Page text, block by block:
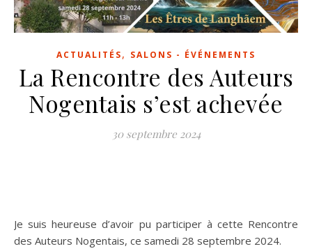
ACTUALITÉS, SALONS - ÉVÉNEMENTS
La Rencontre des Auteurs
Nogentais s’est achevée
30 septembre 2024
Je suis heureuse d’avoir pu participer à cette Rencontre
des Auteurs Nogentais, ce samedi 28 septembre 2024.